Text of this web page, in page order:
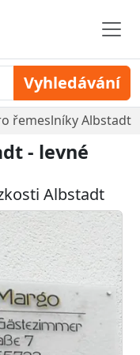
Vyhledávání
řemeslníky Albstadt
- levné
Albstadt